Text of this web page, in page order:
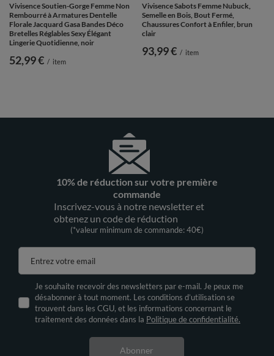
Vivisence Soutien-Gorge Femme Non
Rembourré à Armatures Dentelle
Florale Jacquard Gasa Bandes Déco
Bretelles Réglables Sexy Élégant
Lingerie Quotidienne, noir
52,99 € / item
Vivisence Sabots Femme Nubuck,
Semelle en Bois, Bout Fermé,
Chaussures Confort à Enfiler, brun
clair
93,99 € / item
10% de réduction sur votre première
commande
Inscrivez-vous à notre newsletter et
obtenez un code de réduction
(*valeur minimum de commande: 40€)
Entrez votre email
Je souhaite recevoir des newsletters par e-mail. Je peux me
désabonner à tout moment. Les conditions d’utilisation se
trouvent dans les CGU, et les informations concernant le
traitement des données dans la Politique de confidentialité.
Abonner